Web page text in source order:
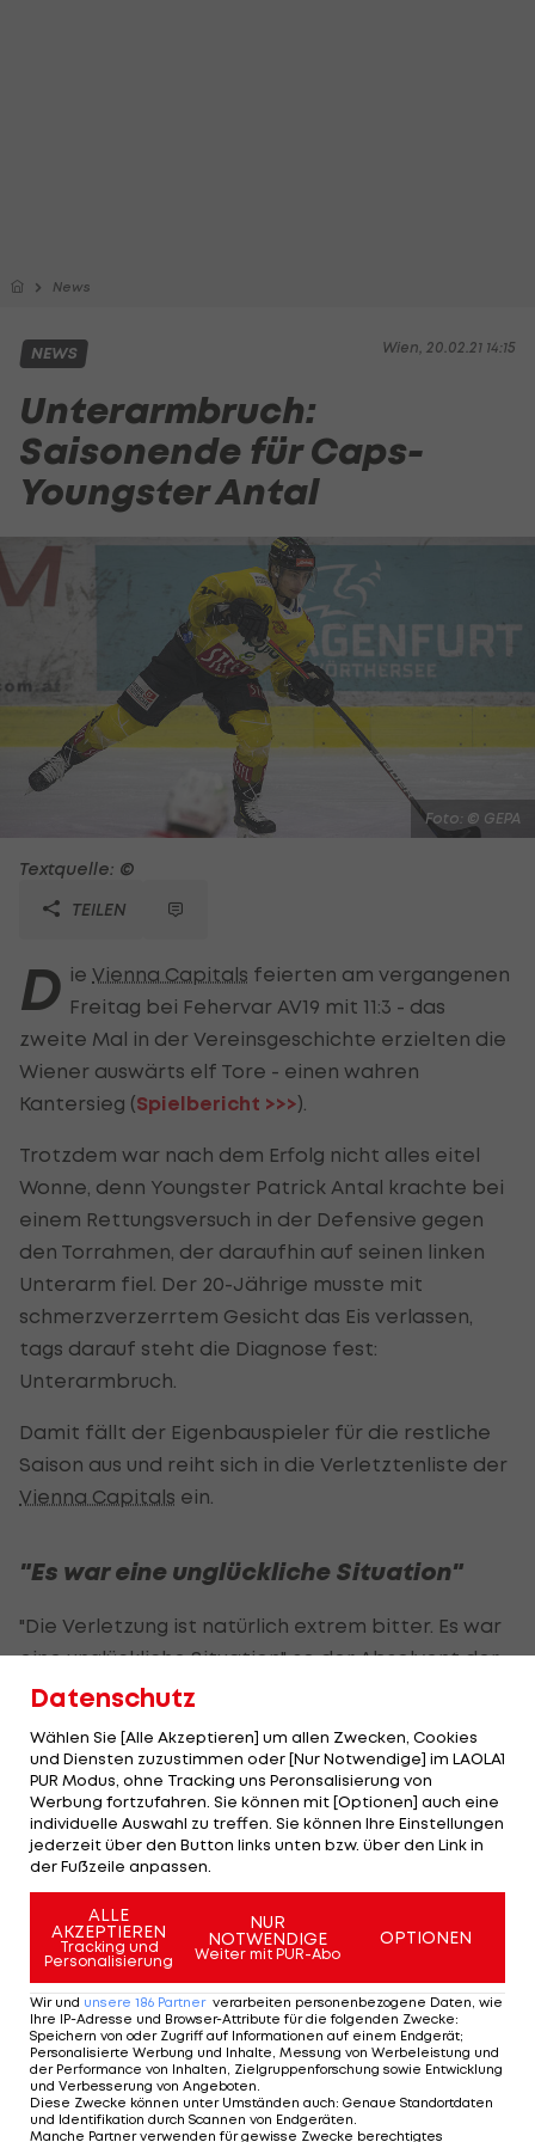
News
Wien, 20.02.21 14:15
NEWS
Unterarmbruch:
Saisonende für Caps-
Youngster Antal
Foto: © GEPA
Textquelle: ©
TEILEN
D ie Vienna Capitals feierten am vergangenen
Freitag bei Fehervar AV19 mit 11:3 - das
zweite Mal in der Vereinsgeschichte erzielten die
Wiener auswärts elf Tore - einen wahren
Kantersieg (Spielbericht >>>).
Trotzdem war nach dem Erfolg nicht alles eitel
Wonne, denn Youngster Patrick Antal krachte bei
einem Rettungsversuch in der Defensive gegen
den Torrahmen, der daraufhin auf seinen linken
Unterarm fiel. Der 20-Jährige musste mit
schmerzverzerrtem Gesicht das Eis verlassen,
tags darauf steht die Diagnose fest:
Unterarmbruch.
Damit fällt der Eigenbauspieler für die restliche
Saison aus und reiht sich in die Verletztenliste der
Vienna Capitals ein.
"Es war eine unglückliche Situation"
"Die Verletzung ist natürlich extrem bitter. Es war
eine unglückliche Situation", so der Absolvent der
Vienna CapitalsHockey Academy.
"Im ersten Moment bist du natürlich
niedergeschlagen, wenn du kurz vor den Play-Offs
für den Rest der Saison ausfällst. Doch die letzten,
tollen Monate spornen mich umso mehr an, noch
härter für mein Comeback zu arbeiten. Ich bin
des Coaching-Staff in meiner ersten Profi-Saison.
Ich werde alles daran setzen wieder voll fit in die
neue Saison zu starten", so der Linksschütze.
"Patrick ist für mich in dieser Saison die größte
Überraschung. SeinEishockey
-IQ ist sensationell,
für einen kleinen Spieler verteidigt er den Puck
Datenschutz
Wählen Sie [Alle Akzeptieren] um allen Zwecken, Cookies
und Diensten zuzustimmen oder [Nur Notwendige] im LAOLA1
PUR Modus, ohne Tracking uns Peronsalisierung von
Werbung fortzufahren. Sie können mit [Optionen] auch eine
individuelle Auswahl zu treffen. Sie können Ihre Einstellungen
jederzeit über den Button links unten bzw. über den Link in
der Fußzeile anpassen.
ALLE
AKZEPTIEREN
Tracking und
Personalisierung
NUR
NOTWENDIGE
Weiter mit PUR-Abo
OPTIONEN
Wir und unsere 186 Partner verarbeiten personenbezogene Daten, wie
Ihre IP-Adresse und Browser-Attribute für die folgenden Zwecke:
Speichern von oder Zugriff auf Informationen auf einem Endgerät;
Personalisierte Werbung und Inhalte, Messung von Werbeleistung und
der Performance von Inhalten, Zielgruppenforschung sowie Entwicklung
und Verbesserung von Angeboten.
Diese Zwecke können unter Umständen auch: Genaue Standortdaten
und Identifikation durch Scannen von Endgeräten.
Manche Partner verwenden für gewisse Zwecke berechtigtes